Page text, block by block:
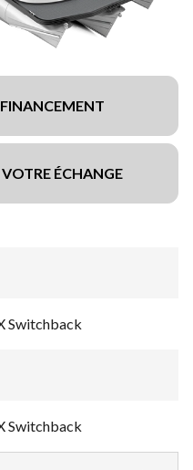
ÉCHANGE
Switchback
Switchback